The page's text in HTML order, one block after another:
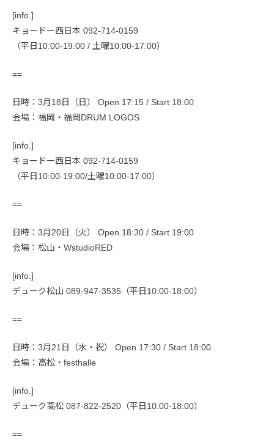
[info.]
キョードー西日本 092-714-0159
（平日10:00-19:00 / 土曜10:00-17:00）
==
日時：3月18日（日） Open 17:15 / Start 18:00
会場：福岡・福岡DRUM LOGOS
[info.]
キョードー西日本 092-714-0159
（平日10:00-19:00/土曜10:00‐17:00）
==
日時：3月20日（火） Open 18:30 / Start 19:00
会場：松山・WstudioRED
[info.]
デューク松山 089-947-3535（平日10:00-18:00）
==
日時：3月21日（水・祝） Open 17:30 / Start 18:00
会場：高松・festhalle
[info.]
デューク高松 087-822-2520（平日10:00-18:00）
==